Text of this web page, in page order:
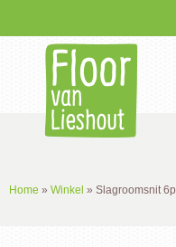
Home » Winkel » Slagroomsnit 6p